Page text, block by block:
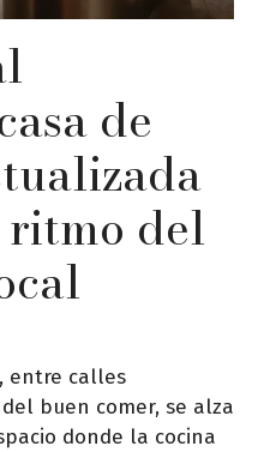
de
del
entre calles
buen comer, se alza
donde la cocina